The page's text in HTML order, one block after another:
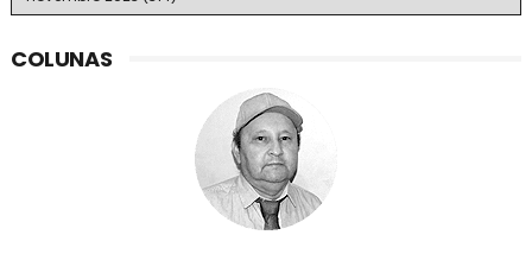
COLUNAS